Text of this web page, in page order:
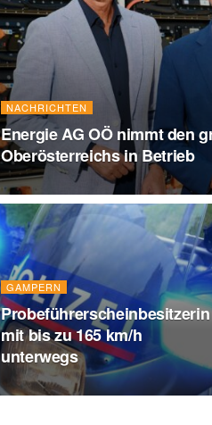
NACHRICHTEN
Energie AG OÖ nimmt den
Oberösterreichs in Betrieb
GAMPERN
Probeführerscheinbesitzerin
mit bis zu 165 km/h
unterwegs